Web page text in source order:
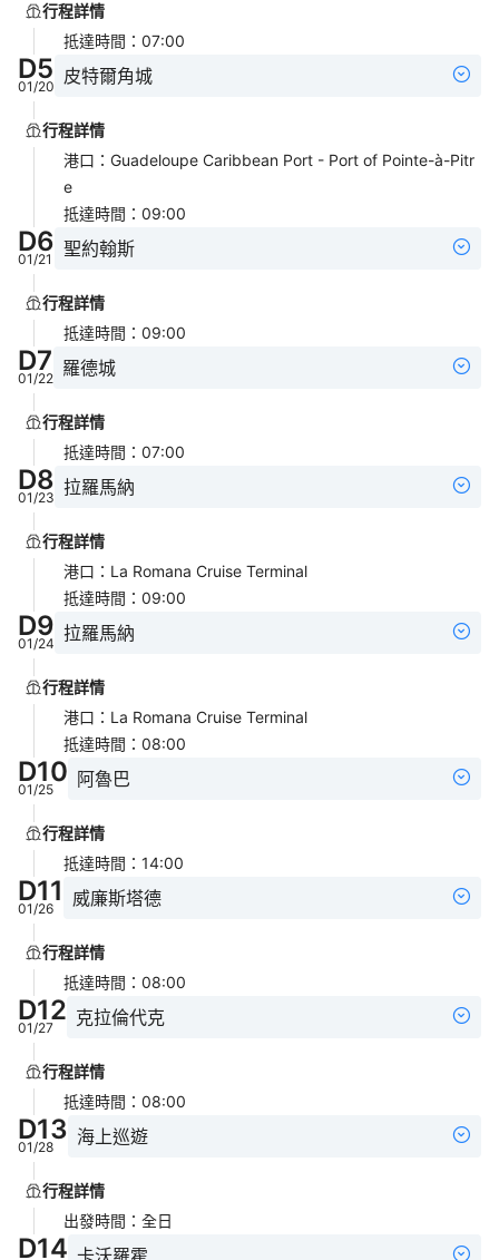
行程詳情
抵達時間 ： 07:00
D5
01/20 皮特爾角城
行程詳情
港口 ： Guadeloupe Caribbean Port - Port of Pointe-à-Pitr
e
抵達時間 ： 09:00
D6
01/21 聖約翰斯
行程詳情
抵達時間 ： 09:00
D7
01/22 羅德城
行程詳情
抵達時間 ： 07:00
D8
01/23 拉羅馬納
行程詳情
港口 ： La Romana Cruise Terminal
抵達時間 ： 09:00
D9
01/24 拉羅馬納
行程詳情
港口 ： La Romana Cruise Terminal
抵達時間 ： 08:00
D10
01/25 阿魯巴
行程詳情
抵達時間 ： 14:00
D11
01/26 威廉斯塔德
行程詳情
抵達時間 ： 08:00
D12
01/27 克拉倫代克
行程詳情
抵達時間 ： 08:00
D13
01/28 海上巡遊
行程詳情
出發時間 ： 全日
D14 卡沃羅霍